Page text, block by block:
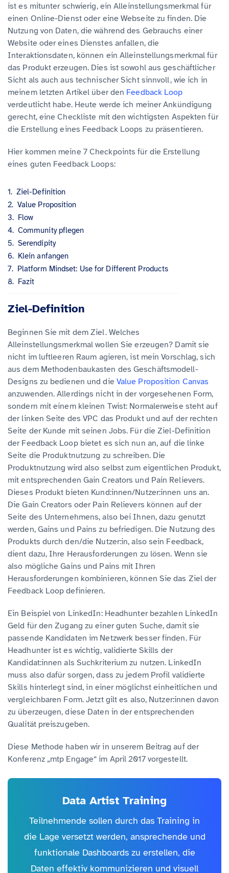
ist es mitunter schwierig, ein Alleinstellungsmerkmal für
einen Online-Dienst oder eine Webseite zu finden. Die
Nutzung von Daten, die während des Gebrauchs einer
Website oder eines Dienstes anfallen, die
Interaktionsdaten, können ein Alleinstellungsmerkmal für
das Produkt erzeugen. Dies ist sowohl aus geschäftlicher
Sicht als auch aus technischer Sicht sinnvoll, wie ich in
meinem letzten Artikel über den Feedback Loop
verdeutlicht habe. Heute werde ich meiner Ankündigung
gerecht, eine Checkliste mit den wichtigsten Aspekten für
die Erstellung eines Feedback Loops zu präsentieren.
Hier kommen meine 7 Checkpoints für die Erstellung
eines guten Feedback Loops:
Ziel-Definition
Value Proposition
Flow
Community pflegen
Serendipity
Klein anfangen
Platform Mindset: Use for Different Products
Fazit
Ziel-Definition
Beginnen Sie mit dem Ziel. Welches
Alleinstellungsmerkmal wollen Sie erzeugen? Damit sie
nicht im luftleeren Raum agieren, ist mein Vorschlag, sich
aus dem Methodenbaukasten des Geschäftsmodell-
Designs zu bedienen und die Value Proposition Canvas
anzuwenden. Allerdings nicht in der vorgesehenen Form,
sondern mit einem kleinen Twist: Normalerweise steht auf
der linken Seite des VPC das Produkt und auf der rechten
Seite der Kunde mit seinen Jobs. Für die Ziel-Definition
der Feedback Loop bietet es sich nun an, auf die linke
Seite die Produktnutzung zu schreiben. Die
Produktnutzung wird also selbst zum eigentlichen Produkt,
mit entsprechenden Gain Creators und Pain Relievers.
Dieses Produkt bieten Kund:innen/Nutzer:innen uns an.
Die Gain Creators oder Pain Relievers können auf der
Seite des Unternehmens, also bei Ihnen, dazu genutzt
werden, Gains und Pains zu befriedigen. Die Nutzung des
Produkts durch den/die Nutzer:in, also sein Feedback,
dient dazu, Ihre Herausforderungen zu lösen. Wenn sie
also mögliche Gains und Pains mit Ihren
Herausforderungen kombinieren, können Sie das Ziel der
Feedback Loop definieren.
Ein Beispiel von LinkedIn: Headhunter bezahlen LinkedIn
Geld für den Zugang zu einer guten Suche, damit sie
passende Kandidaten im Netzwerk besser finden. Für
Headhunter ist es wichtig, validierte Skills der
Kandidat:innen als Suchkriterium zu nutzen. LinkedIn
muss also dafür sorgen, dass zu jedem Profil validierte
Skills hinterlegt sind, in einer möglichst einheitlichen und
vergleichbaren Form. Jetzt gilt es also, Nutzer:innen davon
zu überzeugen, diese Daten in der entsprechenden
Qualität preiszugeben.
Diese Methode haben wir in unserem Beitrag auf der
Konferenz „mtp Engage“ im April 2017 vorgestellt.
Data Artist Training
Teilnehmende sollen durch das Training in
die Lage versetzt werden, ansprechende und
funktionale Dashboards zu erstellen, die
Daten effektiv kommunizieren und visuell